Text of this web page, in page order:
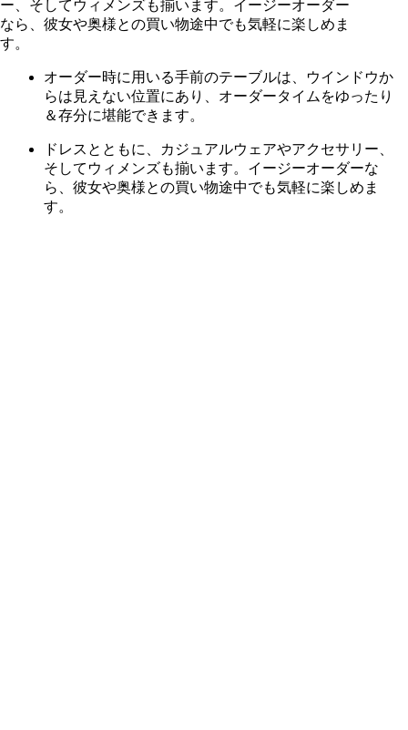
オーダー時に用いる手前のテーブルは、ウインドウか
らは見えない位置にあり、オーダータイムをゆったり
＆存分に堪能できます。
ドレスとともに、カジュアルウェアやアクセサリー、
そしてウィメンズも揃います。イージーオーダーな
ら、彼女や奥様との買い物途中でも気軽に楽しめま
す。